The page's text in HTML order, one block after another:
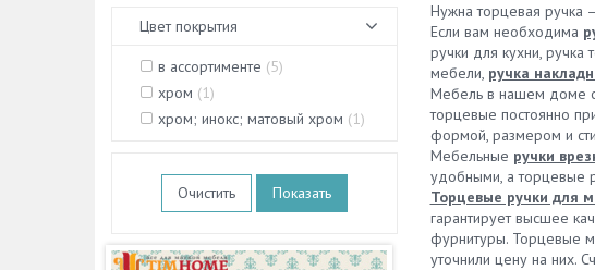
Нужна торцевая ручка
Если вам необходима
ручки для кухни,
мебели, ручка
Мебель в нашем доме
торцевые постоянно
формой, размером и
Мебельные ручки
удобными, а торцевые
Торцевые ручки для
гарантирует высшее
фурнитуры. Торцевые
уточнили цену на них.
Цвет покрытия
в ассортименте (5)
хром (1)
хром; инокс; матовый хром (1)
Очистить